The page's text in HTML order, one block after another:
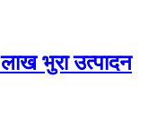
भुरा उत्पादन